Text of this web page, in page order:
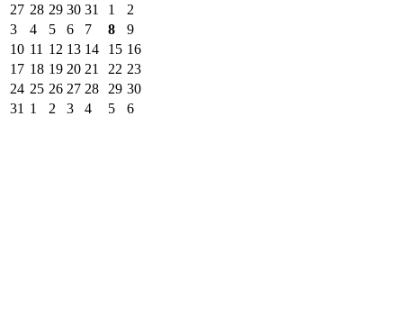
27 28 29 30 31 1
2
3
4 5 6 7 8
9
10 11 12 13 14 15 16
17 18 19 20 21 22 23
24 25 26 27 28 29 30
31 1 2 3 4 5 6